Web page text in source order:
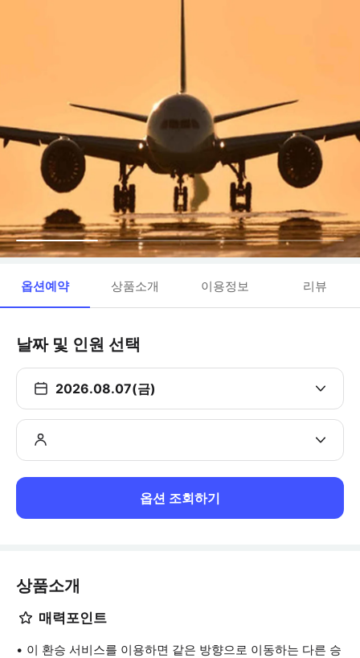
옵션예약 상품소개 이용정보 리뷰
날짜 및 인원 선택
2026.08.07(금)
옵션 조회하기
상품소개
매력포인트
이 환승 서비스를 이용하면 같은 방향으로 이동하는 다른 승